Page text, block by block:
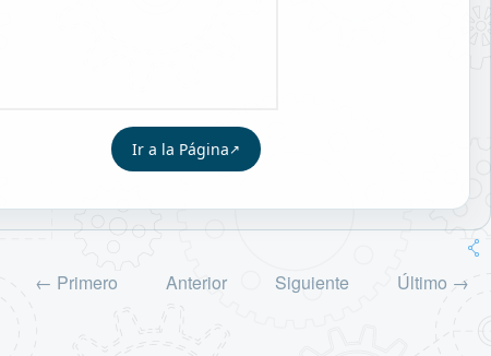
Ir a la Página
← Primero Anterior Siguiente Último →